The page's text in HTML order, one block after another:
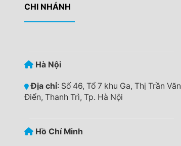
CHI NHÁNH
Hà Nội
Địa chỉ: Số 46, Tổ 7 khu Ga, Thị Trần Văn
Điển, Thanh Trì, Tp. Hà Nội
Hồ Chí Minh